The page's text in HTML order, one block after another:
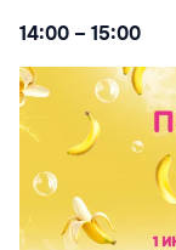
14:00 – 15:00